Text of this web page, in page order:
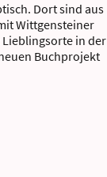
Dort sind aus
Wittgensteiner
Lieblingsorte in der
Buchprojekt